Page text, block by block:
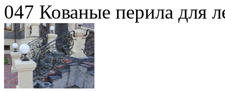
047 Кованые перила для